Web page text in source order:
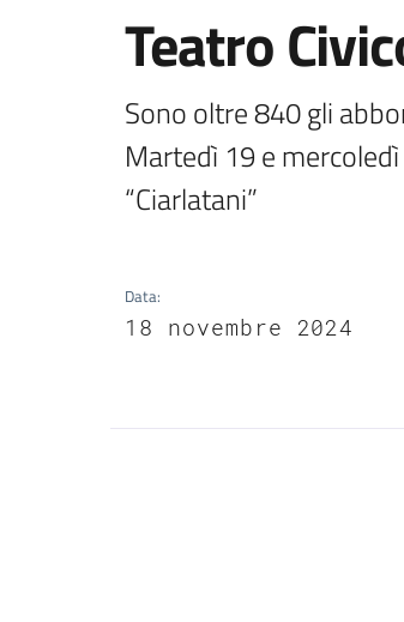
Teatro
Sono oltre 840 gli
Martedì 19 e
Data:
18 novembre 2024